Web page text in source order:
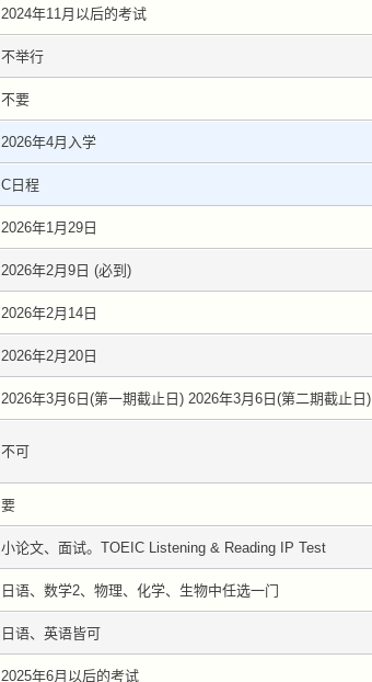
2024年11月以后的考试
不举行
不要
2026年4月入学
C日程
2026年1月29日
2026年2月9日 (必到)
2026年2月14日
2026年2月20日
2026年3月6日(第一期截止日) 2026年3月6日(第二期截止日)
不可
要
小论文、面试。TOEIC Listening & Reading IP Test
日语、数学2、物理、化学、生物中任选一门
日语、英语皆可
2025年6月以后的考试